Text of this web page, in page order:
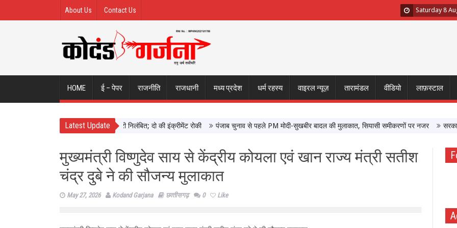
About Us Contact Us Saturday 8
HOME ई – पेपर राजनीति राजधानी मध्य प्रदेश धर्म रहस्य वाइरल न्यूज़ तारामंडल वीडियो लाफ़स्टाल
Latest Update
ने छिंदवाड़ा में दिखाई सख्ती, 3 अधिकारी निलंबित; दो की इंक्रीमेंट रोकी पंजाब चुनाव से पहले PM मोदी-सुखबीर बादल की मुलाकात, सियासी समीकरणों पर नजर सरकार के
मुख्यमंत्री विष्णुदेव साय से केंद्रीय कोयला एवं खान राज्य मंत्री सतीश
चंद्र दुबे ने की सौजन्य मुलाकात
May 27, 2026 Kodand Garjana छत्‍तीसगढ़ 0 Like